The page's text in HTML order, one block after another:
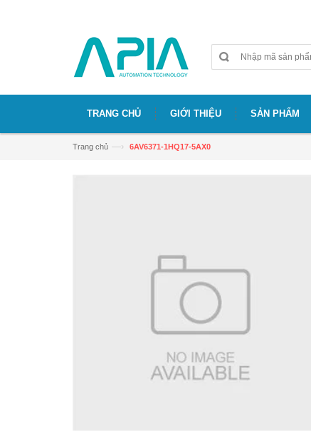
TRANG CHỦ GIỚI THIỆU SẢN PHẨM
Trang chủ —› 6AV6371-1HQ17-5AX0